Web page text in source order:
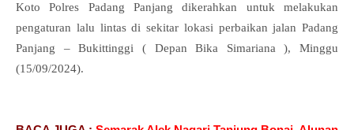
Koto Polres Padang Panjang dikerahkan untuk melakukan
pengaturan lalu lintas di sekitar lokasi perbaikan jalan Padang
Panjang – Bukittinggi ( Depan Bika Simariana ), Minggu
(15/09/2024).